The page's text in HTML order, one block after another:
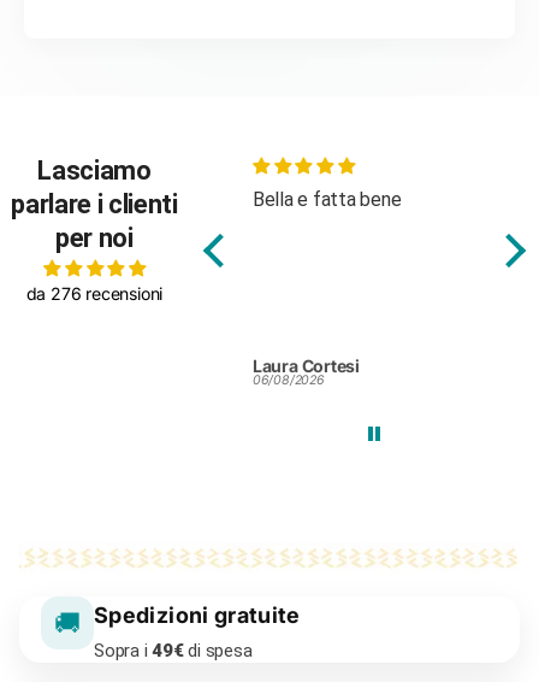
Lasciamo
parlare i clienti
per noi
da 276 recensioni
Bella e fatta bene
Laura Cortesi
06/08/2026
🚚 Spedizioni gratuite
Sopra i49€di spesa